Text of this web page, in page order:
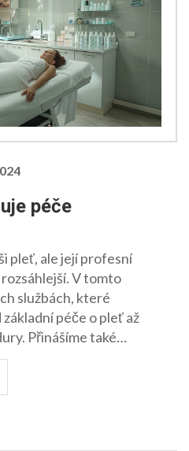
péče
pleť, ale její profesní
V tomto
službách, které
péče o pleť až
Přinášíme také
nejlepší kosmetičku a